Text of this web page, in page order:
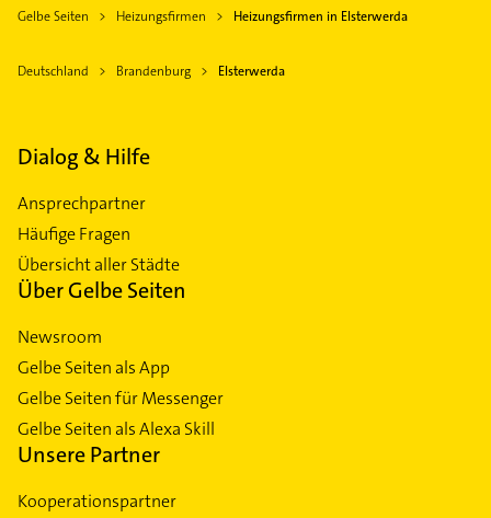
Gelbe Seiten Heizungsfirmen Heizungsfirmen in Elsterwerda
Deutschland Brandenburg Elsterwerda
Dialog & Hilfe
Ansprechpartner
Häufige Fragen
Übersicht aller Städte
Über Gelbe Seiten
Newsroom
Gelbe Seiten als App
Gelbe Seiten für Messenger
Gelbe Seiten als Alexa Skill
Unsere Partner
Kooperationspartner